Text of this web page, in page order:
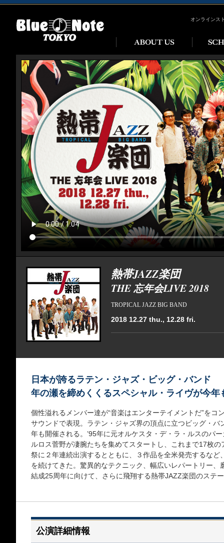
オンラインス
熱帯JAZZ楽団
THE 忘年会LIVE 2018
TROPICAL JAZZ BIG BAND
2018 12.27 thu., 12.28 fri.
日本が誇るラテン・ジャズ・ビッグ・バンド
年の瀬を締めくくるスペシャル・ライヴが今年
個性溢れるメンバー達が“音楽はエンターテイメントだ”をコ
サウンドで表現。ラテン・ジャズ界の頂点に立つビッグ・
年も開催される。’95年に元オルケスタ・デ・ラ・ルスのパ
ルロス菅野が凄腕たちを集めてスタートし、これまで17枚
祭に２年連続出演するとともに、３作品を全米発売するな
を続けてきた。驚異的なテクニック、幅広いレパートリー
結成25周年に向けて、さらに飛翔する熱帯JAZZ楽団のステ
公演詳細情報